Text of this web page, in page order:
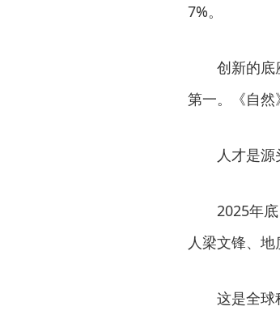
7%。
创新的底座
第一。《自然
人才是源
2025年底
人梁文锋、地
这是全球科